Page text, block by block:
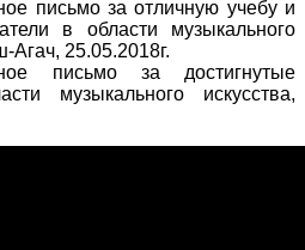
письмо за отличную учебу и
в области музыкального
Агач, 25.05.2018г.
письмо за достигнутые
музыкального искусства,